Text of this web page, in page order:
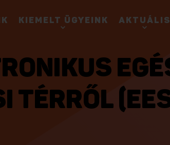
KIEMELT ÜGYEINK AKTUÁLIS
TÉRRŐL